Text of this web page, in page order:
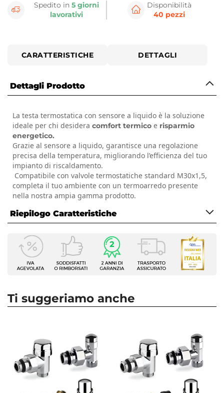
Spedito in5 giorni
lavorativi
Disponibilità
40 pezzi
CARATTERISTICHE DETTAGLI
Dettagli Prodotto
La testa termostatica con sensore a liquido è la soluzione
ideale per chi desidera comfort termico e risparmio
energetico.
Grazie al sensore a liquido, garantisce una regolazione
precisa della temperatura, migliorando l’efficienza del tuo
impianto di riscaldamento.
Compatibile con valvole termostatiche standard M30x1,5,
completa il tuo ambiente con un termoarredo presente
nella nostra ampia gamma prodotto.
Riepilogo Caratteristiche
Caratteristiche
Tipologia
Testa termostatica
Misura Testa Termostatica
Ti suggeriamo anche